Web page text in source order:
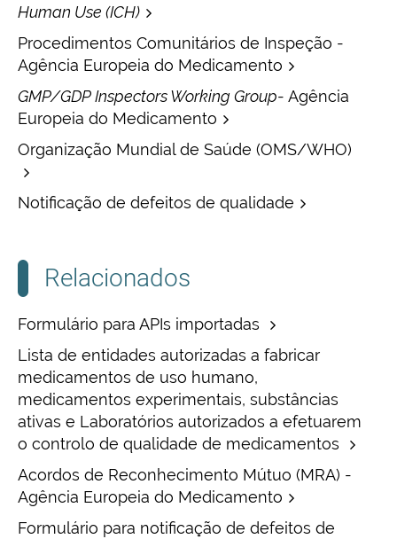
Human Use (ICH)
Procedimentos Comunitários de Inspeção -
Agência Europeia do Medicamento
GMP/GDP Inspectors Working Group- Agência
Europeia do Medicamento
Organização Mundial de Saúde (OMS/WHO)
Notificação de defeitos de qualidade
Relacionados
Formulário para APIs importadas
Lista de entidades autorizadas a fabricar
medicamentos de uso humano,
medicamentos experimentais, substâncias
ativas e Laboratórios autorizados a efetuarem
o controlo de qualidade de medicamentos
Acordos de Reconhecimento Mútuo (MRA) -
Agência Europeia do Medicamento
Formulário para notificação de defeitos de